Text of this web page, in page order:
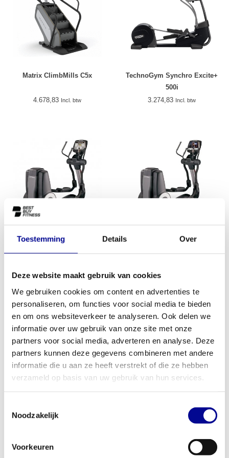
Toestemming Details Over
Deze website maakt gebruik van cookies
We gebruiken cookies om content en advertenties te
personaliseren, om functies voor social media te bieden
en om ons websiteverkeer te analyseren. Ook delen we
informatie over uw gebruik van onze site met onze
partners voor social media, adverteren en analyse. Deze
partners kunnen deze gegevens combineren met andere
informatie die u aan ze heeft verstrekt of die ze hebben
verzameld op basis van uw gebruik van hun services.
Noodzakelijk
Voorkeuren
Matrix ClimbMills C5x
4.678,83 Incl. btw
TechnoGym Synchro Excite+
500i
3.274,83 Incl. btw
Life Fitness Inspire 95X
Life Fitness Discover SE 95X
Matrix Suspension Elliptical
Incl. btw